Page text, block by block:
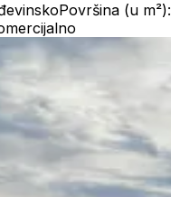
Površina (u m²):